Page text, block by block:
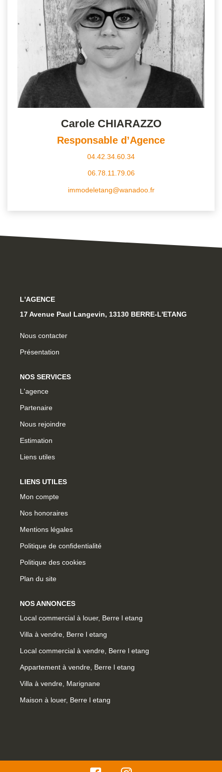
Carole CHIARAZZO
Responsable d’Agence
04.42.34.60.34
06.78.11.79.06
immodeletang@wanadoo.fr
L'AGENCE
17 Avenue Paul Langevin, 13130 BERRE-L'ETANG
Nous contacter
Présentation
NOS SERVICES
L'agence
Partenaire
Nous rejoindre
Estimation
Liens utiles
LIENS UTILES
Mon compte
Nos honoraires
Mentions légales
Politique de confidentialité
Politique des cookies
Plan du site
NOS ANNONCES
Local commercial à louer, Berre l etang
Villa à vendre, Berre l etang
Local commercial à vendre, Berre l etang
Appartement à vendre, Berre l etang
Villa à vendre, Marignane
Maison à louer, Berre l etang